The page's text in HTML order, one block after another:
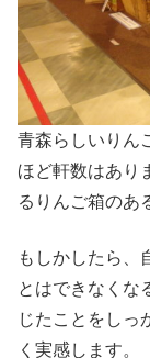
青森らしいりん
ほど軒数はあり
るりんご箱のあ
もしかしたら、
とはできなくな
じたことをしっ
く実感します。